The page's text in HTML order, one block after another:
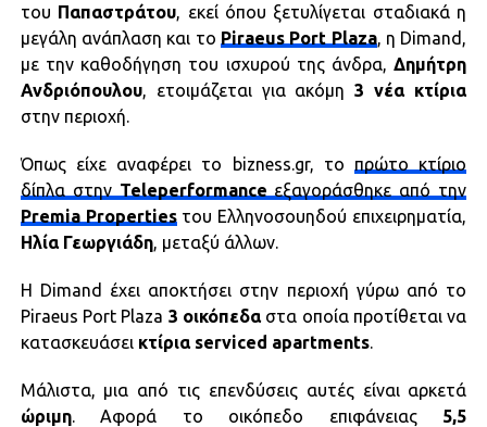
του Παπαστράτου, εκεί όπου ξετυλίγεται σταδιακά η
μεγάλη ανάπλαση και το Piraeus Port Plaza, η Dimand,
με την καθοδήγηση του ισχυρού της άνδρα,Δημήτρη
Ανδριόπουλου, ετοιμάζεται για ακόμη3 νέα κτίρια
στην περιοχή.
Όπως είχε αναφέρει το bizness.gr, το πρώτο κτίριο
δίπλα στην Teleperformance εξαγοράσθηκε από την
Premia Propertiesτου Ελληνοσουηδού επιχειρηματία,
Ηλία Γεωργιάδη, μεταξύ άλλων.
H Dimand έχει αποκτήσει στην περιοχή γύρω από το
Piraeus Port Plaza 3 οικόπεδαστα οποία προτίθεται να
κατασκευάσει κτίρια serviced apartments.
Μάλιστα, μια από τις επενδύσεις αυτές είναι αρκετά
ώριμη. Αφορά το οικόπεδο επιφάνειας 5,5